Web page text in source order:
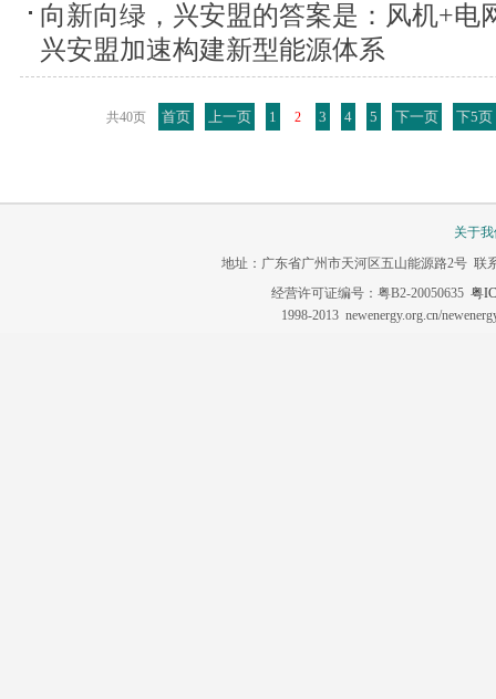
向新向绿，兴安盟的答案是：风机+
兴安盟加速构建新型能源体系
共40页 首页 上一页 1 2 3 4 5 下一页 下5页
关于
地址：广东省广州市天河区五山能源路2号 联
经营许可证编号：粤B2-20050635 粤
1998-2013 newenergy.org.cn/